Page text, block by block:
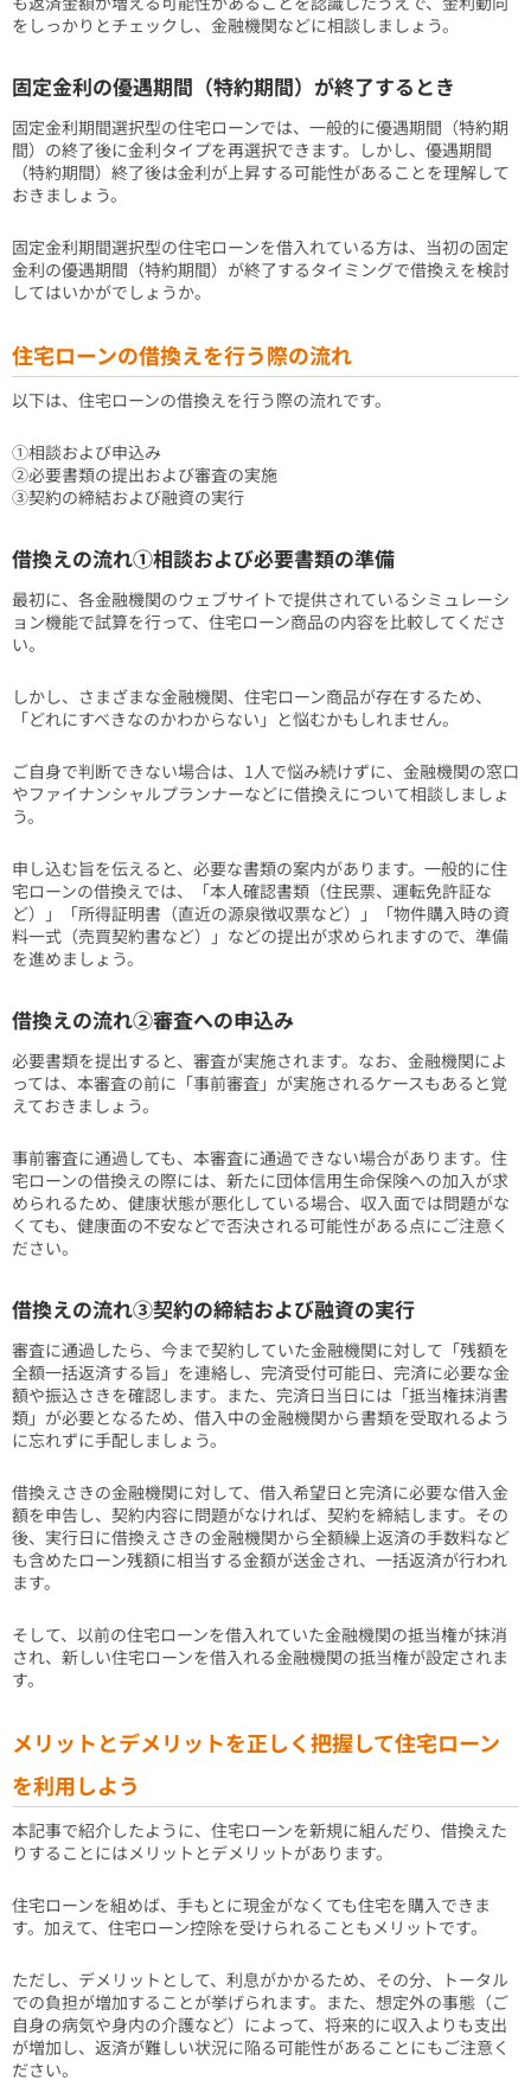
をしっかりとチェックし、金融機関などに相談しましょう。
固定金利の優遇期間（特約期間）が終了するとき
固定金利期間選択型の住宅ローンでは、一般的に優遇期間（特約期
間）の終了後に金利タイプを再選択できます。しかし、優遇期間
（特約期間）終了後は金利が上昇する可能性があることを理解して
おきましょう。
固定金利期間選択型の住宅ローンを借入れている方は、当初の固定
金利の優遇期間（特約期間）が終了するタイミングで借換えを検討
してはいかがでしょうか。
住宅ローンの借換えを行う際の流れ
以下は、住宅ローンの借換えを行う際の流れです。
①相談および申込み
②必要書類の提出および審査の実施
③契約の締結および融資の実行
借換えの流れ①相談および必要書類の準備
最初に、各金融機関のウェブサイトで提供されているシミュレーシ
ョン機能で試算を行って、住宅ローン商品の内容を比較してくださ
い。
しかし、さまざまな金融機関、住宅ローン商品が存在するため、
「どれにすべきなのかわからない」と悩むかもしれません。
ご自身で判断できない場合は、1人で悩み続けずに、金融機関の窓口
やファイナンシャルプランナーなどに借換えについて相談しましょ
う。
申し込む旨を伝えると、必要な書類の案内があります。一般的に住
宅ローンの借換えでは、「本人確認書類（住民票、運転免許証な
ど）」「所得証明書（直近の源泉徴収票など）」「物件購入時の資
料一式（売買契約書など）」などの提出が求められますので、準備
を進めましょう。
借換えの流れ②審査への申込み
必要書類を提出すると、審査が実施されます。なお、金融機関によ
っては、本審査の前に「事前審査」が実施されるケースもあると覚
えておきましょう。
事前審査に通過しても、本審査に通過できない場合があります。住
宅ローンの借換えの際には、新たに団体信用生命保険への加入が求
められるため、健康状態が悪化している場合、収入面では問題がな
くても、健康面の不安などで否決される可能性がある点にご注意く
ださい。
借換えの流れ③契約の締結および融資の実行
審査に通過したら、今まで契約していた金融機関に対して「残額を
全額一括返済する旨」を連絡し、完済受付可能日、完済に必要な金
額や振込さきを確認します。また、完済日当日には「抵当権抹消書
類」が必要となるため、借入中の金融機関から書類を受取れるよう
に忘れずに手配しましょう。
借換えさきの金融機関に対して、借入希望日と完済に必要な借入金
額を申告し、契約内容に問題がなければ、契約を締結します。その
後、実行日に借換えさきの金融機関から全額繰上返済の手数料など
も含めたローン残額に相当する金額が送金され、一括返済が行われ
ます。
そして、以前の住宅ローンを借入れていた金融機関の抵当権が抹消
され、新しい住宅ローンを借入れる金融機関の抵当権が設定されま
す。
メリットとデメリットを正しく把握して住宅ローン
を利用しよう
本記事で紹介したように、住宅ローンを新規に組んだり、借換えた
りすることにはメリットとデメリットがあります。
住宅ローンを組めば、手もとに現金がなくても住宅を購入できま
す。加えて、住宅ローン控除を受けられることもメリットです。
ただし、デメリットとして、利息がかかるため、その分、トータル
での負担が増加することが挙げられます。また、想定外の事態（ご
自身の病気や身内の介護など）によって、将来的に収入よりも支出
が増加し、返済が難しい状況に陥る可能性があることにもご注意く
ださい。